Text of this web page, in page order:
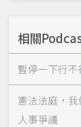
相關
暫停一下行不
憲法法庭，
人事爭議